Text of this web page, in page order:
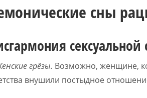
сны
грёзы. Возможно, женщине,
внушили постыдное